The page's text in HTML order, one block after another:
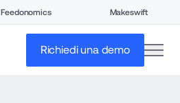
Feedonomics Makeswift
Richiedi una demo